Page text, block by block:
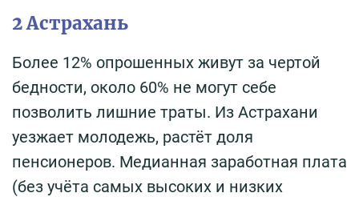
2 Астрахань
Более 12% опрошенных живут за чертой
бедности, около 60% не могут себе
позволить лишние траты. Из Астрахани
уезжает молодежь, растёт доля
пенсионеров. Медианная заработная плата
(без учёта самых высоких и низких